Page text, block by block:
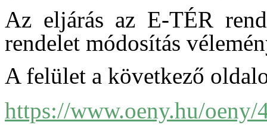
Az eljárás az E-TÉR
rendelet módosítás
A felület a következő
https://www.oeny.hu/